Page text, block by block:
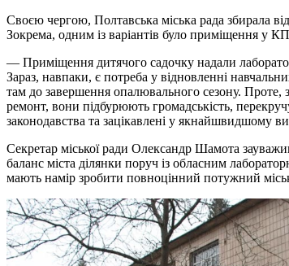
Своєю чергою, Полтавська міська рада збирала
Зокрема, одним із варіантів було приміщення у
— Приміщення дитячого садочку надали
Зараз, навпаки, є потреба у відновленні
там до завершення опалювального сезону. Проте,
ремонт, вони підбурюють громадськість,
законодавства та зацікавлені у якнайшвидшому
Секретар міської ради Олександр Шамота
баланс міста ділянки поруч із обласним
мають намір зробити повноцінний потужний